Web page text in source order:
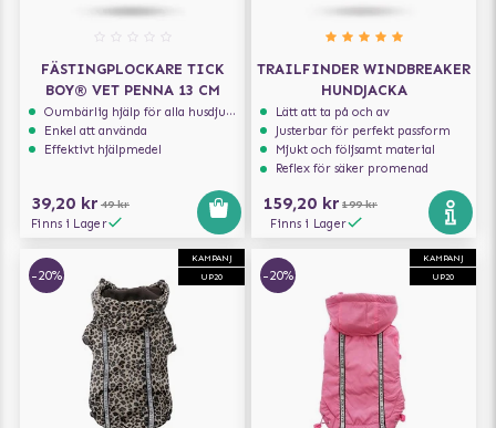
FÄSTINGPLOCKARE TICK
BOY® VET PENNA 13 CM
Oumbärlig hjälp för alla husdjursägare
Enkel att använda
Effektivt hjälpmedel
39,20 kr 49 kr
Finns i Lager
TRAILFINDER WINDBREAKER
HUNDJACKA
Lätt att ta på och av
Justerbar för perfekt passform
Mjukt och följsamt material
Reflex för säker promenad
159,20 kr 199 kr
Finns i Lager
KAMPANJ
UP20
-20%
KAMPANJ
UP20
-20%